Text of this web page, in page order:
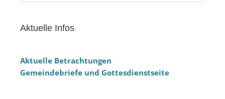
Aktuelle Infos
Aktuelle Betrachtungen
Gemeindebriefe und Gottesdienstseite